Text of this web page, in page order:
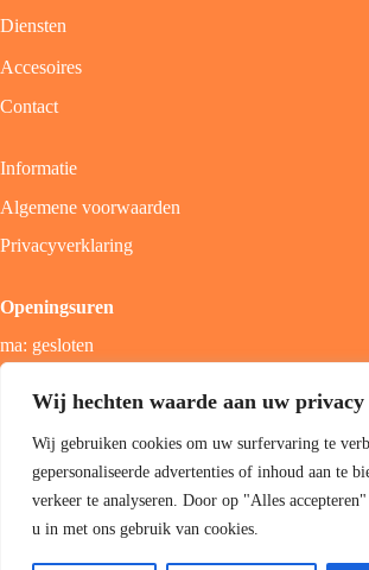
Wij hechten waarde aan uw privacy
Wij gebruiken cookies om uw surfervaring te
gepersonaliseerde advertenties of inhoud aan te
verkeer te analyseren. Door op "Alles
u in met ons gebruik van cookies.
Diensten
Accesoires
Contact
Informatie
Algemene voorwaarden
Privacyverklaring
Openingsuren
ma: gesloten
zon; gesloten
Copyright 2026 Jolini hair & beauty boutique -
B.V.